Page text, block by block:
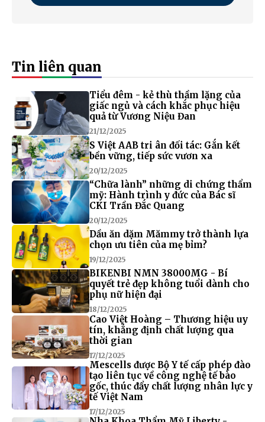
Tin liên quan
Tiểu đêm - kẻ thù thầm lặng của
giấc ngủ và cách khắc phục hiệu
quả từ Vương Niệu Đan
21/12/2025
S Việt AAB tri ân đối tác: Gắn kết
bền vững, tiếp sức vươn xa
20/12/2025
“Chữa lành” những di chứng thẩm
mỹ: Hành trình y đức của Bác sĩ
CKI Trần Đắc Quang
20/12/2025
Dầu ăn dặm Mămmy trở thành lựa
chọn ưu tiên của mẹ bỉm?
19/12/2025
BIKENBI NMN 38000MG - Bí
quyết trẻ đẹp không tuổi dành cho
phụ nữ hiện đại
18/12/2025
Cao Việt Hoàng – Thương hiệu uy
tín, khẳng định chất lượng qua
thời gian
17/12/2025
Mescells được Bộ Y tế cấp phép đào
tạo liên tục về công nghệ tế bào
gốc, thúc đẩy chất lượng nhân lực y
tế Việt Nam
17/12/2025